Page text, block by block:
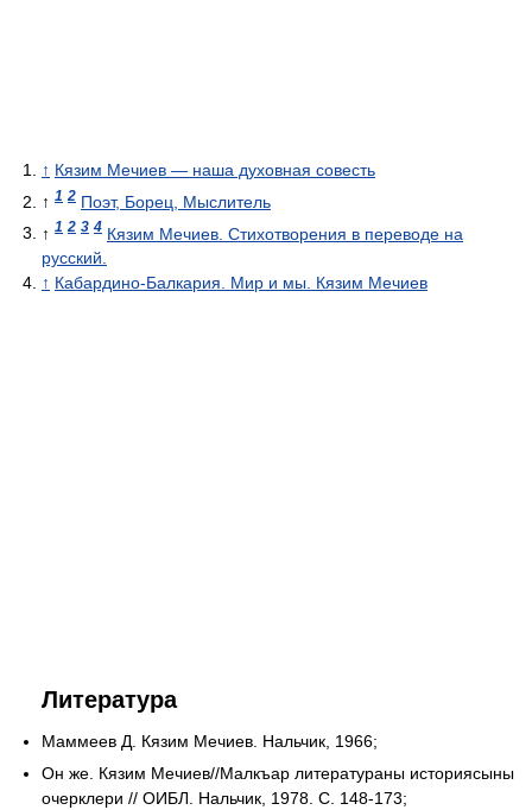
↑ Кязим Мечиев — наша духовная совесть
↑ 1 2 Поэт, Борец, Мыслитель
↑ 1 2 3 4 Кязим Мечиев. Стихотворения в переводе на
русский.
↑ Кабардино-Балкария. Мир и мы. Кязим Мечиев
Литература
Маммеев Д. Кязим Мечиев. Нальчик, 1966;
Он же. Кязим Мечиев//Малкъар литератураны историясыны
очерклери // ОИБЛ. Нальчик, 1978. С. 148-173;